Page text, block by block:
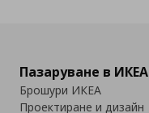
Пазаруване в ИКЕА
Брошури ИКЕА
Проектиране и дизайн